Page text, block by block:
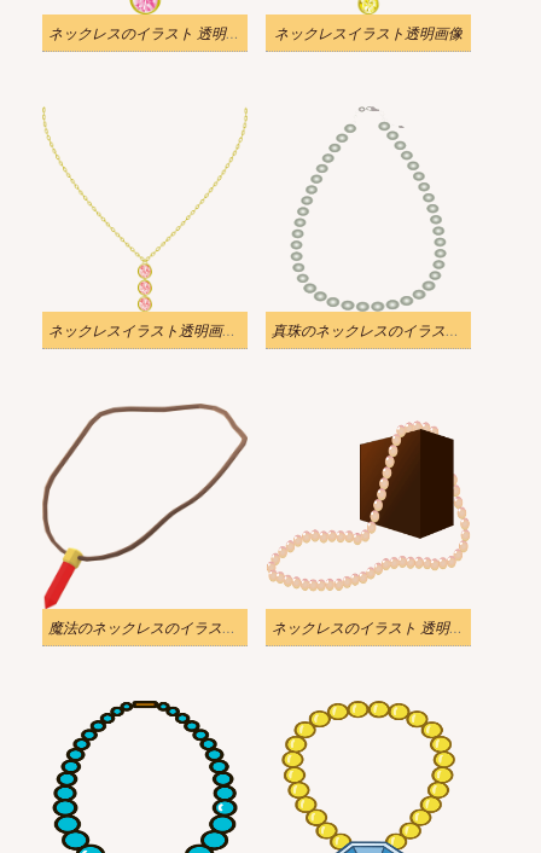
ネックレスのイラスト 透明 ダウンロード ネックレスイラスト透明画像
ネックレスイラスト透明画像 2 真珠のネックレスのイラスト 透明
魔法のネックレスのイラスト 透明 ネックレスのイラスト 透明 PNG